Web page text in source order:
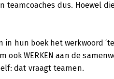
teamcoaches dus. Hoewel
hun boek het werkwoord
ook WERKEN aan de
dat vraagt teamen.